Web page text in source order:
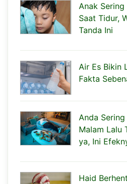
Anak
Saat Tidur,
Tanda Ini
Air Es Bikin
Fakta
Anda
Malam Lalu
ya, Ini
Haid